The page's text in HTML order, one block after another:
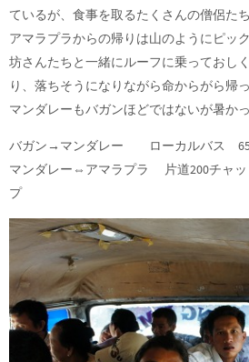
ているが、食事を取るたくさんの僧侶た
アマラプラからの帰りは山のようにピッ
坊さんたちと一緒にルーフに乗っておし
り、落ちそうになりながら命からがら帰っ
マンダレーもバガンほどではないが暑かっ
バガン→マンダレー ローカルバス
マンダレー⇔アマラプラ 片道200チャ
プ